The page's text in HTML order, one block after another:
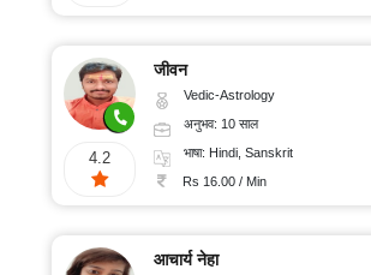
4.2
जीवन
Vedic-Astrology
अनुभव: 10 साल
भाषा: Hindi, Sanskrit
Rs 16.00 / Min
आचार्य नेहा